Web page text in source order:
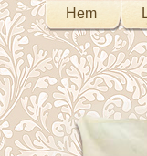
Hem